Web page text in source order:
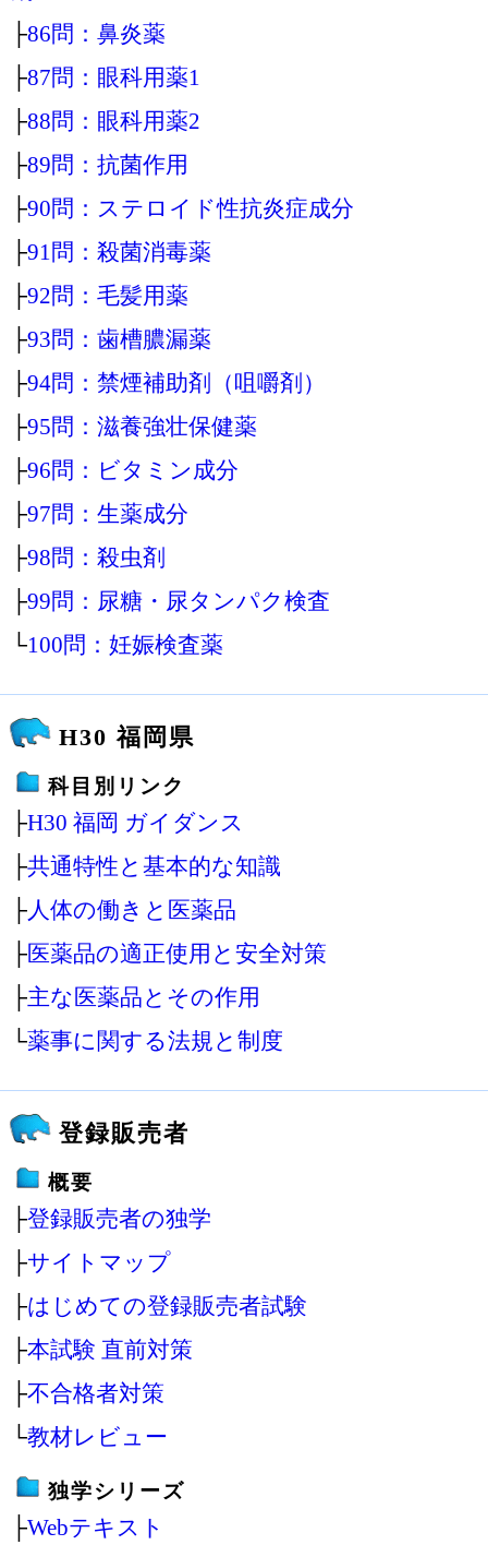
├86問：鼻炎薬
├87問：眼科用薬1
├88問：眼科用薬2
├89問：抗菌作用
├90問：ステロイド性抗炎症成分
├91問：殺菌消毒薬
├92問：毛髪用薬
├93問：歯槽膿漏薬
├94問：禁煙補助剤（咀嚼剤）
├95問：滋養強壮保健薬
├96問：ビタミン成分
├97問：生薬成分
├98問：殺虫剤
├99問：尿糖・尿タンパク検査
└100問：妊娠検査薬
H30 福岡県
科目別リンク
├H30 福岡 ガイダンス
├共通特性と基本的な知識
├人体の働きと医薬品
├医薬品の適正使用と安全対策
├主な医薬品とその作用
└薬事に関する法規と制度
登録販売者
概要
├登録販売者の独学
├サイトマップ
├はじめての登録販売者試験
├本試験 直前対策
├不合格者対策
└教材レビュー
独学シリーズ
├Webテキスト